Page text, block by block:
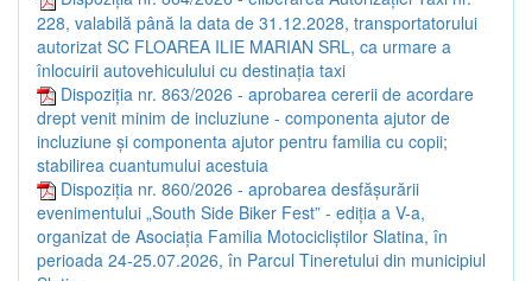
228, valabilă până la data de 31.12.2028, transportatorului
autorizat SC FLOAREA ILIE MARIAN SRL, ca urmare a
înlocuirii autovehiculului cu destinația taxi
Dispoziția nr. 863/2026 - aprobarea cererii de acordare
drept venit minim de incluziune - componenta ajutor de
incluziune și componenta ajutor pentru familia cu copii;
stabilirea cuantumului acestuia
Dispoziția nr. 860/2026 - aprobarea desfășurării
evenimentului „South Side Biker Fest” - ediția a V-a,
organizat de Asociația Familia Motocicliștilor Slatina, în
perioada 24-25.07.2026, în Parcul Tineretului din municipiul